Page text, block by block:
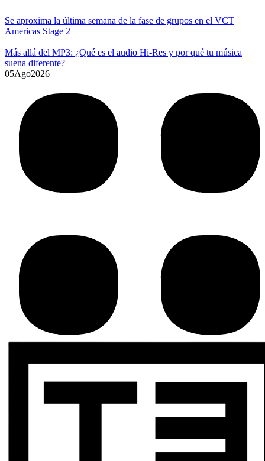
Se aproxima la última semana de la fase de grupos en el VCT
Americas Stage 2
Más allá del MP3: ¿Qué es el audio Hi-Res y por qué tu música
suena diferente?
05Ago2026